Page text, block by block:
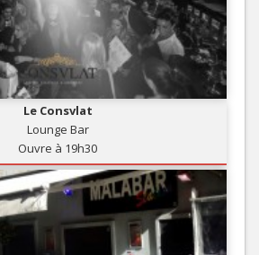
Le Consvlat
Lounge Bar
Ouvre à 19h30